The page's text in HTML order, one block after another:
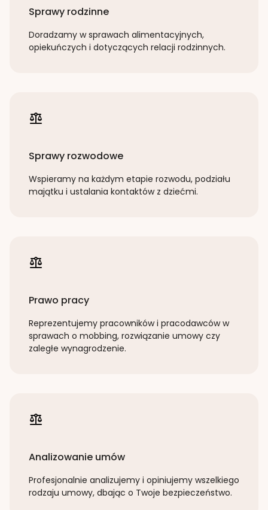
Sprawy rodzinne
Doradzamy w sprawach alimentacyjnych,
opiekuńczych i dotyczących relacji rodzinnych.
Sprawy rozwodowe
Wspieramy na każdym etapie rozwodu, podziału
majątku i ustalania kontaktów z dziećmi.
Prawo pracy
Reprezentujemy pracowników i pracodawców w
sprawach o mobbing, rozwiązanie umowy czy
zaległe wynagrodzenie.
Analizowanie umów
Profesjonalnie analizujemy i opiniujemy wszelkiego
rodzaju umowy, dbając o Twoje bezpieczeństwo.